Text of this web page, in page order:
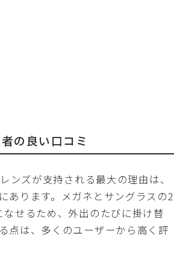
の良い口コミ
ンズが支持される最大の理由は、
あります。メガネとサングラスの2
せるため、外出のたびに掛け替
点は、多くのユーザーから高く評